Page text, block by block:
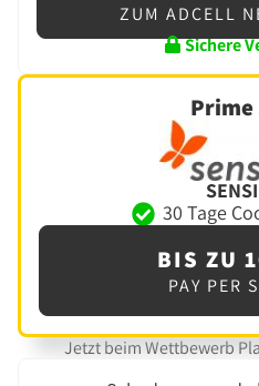
ZUM ADCELL
Sichere
Prime
30 Tage
BIS ZU
PAY PER
Jetzt beim Wettbewerb